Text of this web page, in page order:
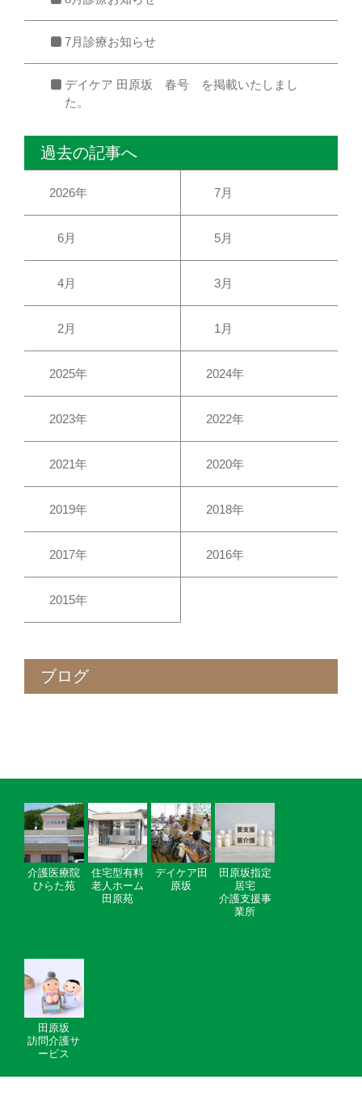
7月診療お知らせ
デイケア 田原坂 春号 を掲載いたしまし
た。
過去の記事へ
2026年 7月
6月 5月
4月 3月
2月 1月
2025年 2024年
2023年 2022年
2021年 2020年
2019年 2018年
2017年 2016年
2015年
ブログ
介護医療院
ひらた苑
住宅型有料
老人ホーム
田原苑
デイケア田
原坂
田原坂指定
居宅
介護支援事
業所
田原坂
訪問介護サ
ービス